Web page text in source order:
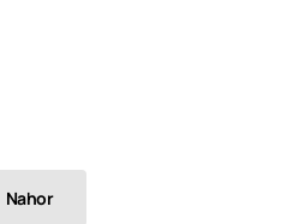
Nahor